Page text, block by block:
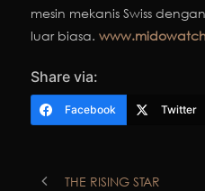
mesin mekanis Swiss
luar biasa.
Share via:
Facebook Twitter
THE RISING STAR